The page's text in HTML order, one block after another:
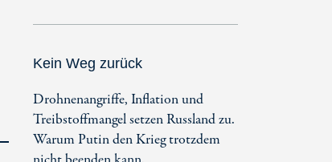
Kein Weg zurück
Drohnenangriffe, Inflation und
Treibstoffmangel setzen Russland zu.
Warum Putin den Krieg trotzdem